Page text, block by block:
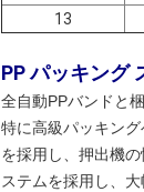
13
PP パッキング
全自動PPバンドと
特に高級パッキン
を採用し、押出機
ステムを採用し、大